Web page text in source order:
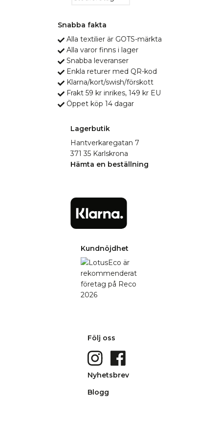
Snabba fakta
Alla textilier är GOTS-märkta
Alla varor finns i lager
Snabba leveranser
Enkla returer med QR-kod
Klarna/kort/swish/förskott
Frakt 59 kr inrikes, 149 kr EU
Öppet köp 14 dagar
Lagerbutik
Hantverkaregatan 7
371 35 Karlskrona
Hämta en beställning
Kundnöjdhet
Följ oss
Nyhetsbrev
Blogg